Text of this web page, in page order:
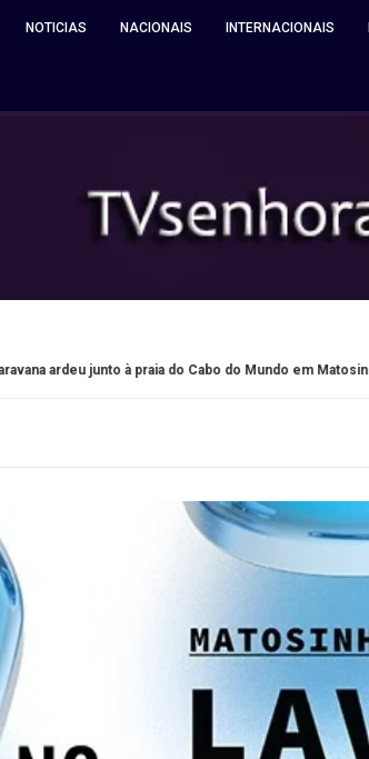
NOTICIAS NACIONAIS INTERNACIONAIS
à praia do Cabo do Mundo em Matosinhos